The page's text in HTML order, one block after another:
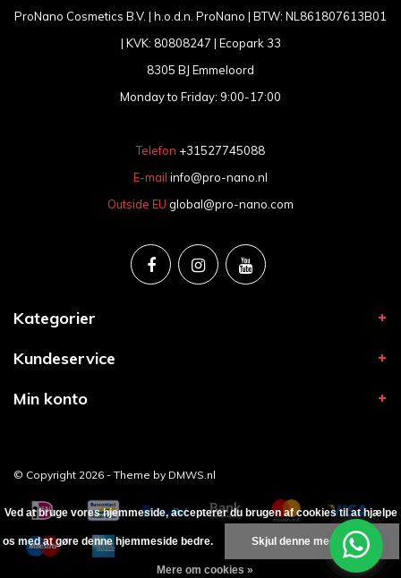
ProNano Cosmetics B.V. | h.o.d.n. ProNano | BTW: NL861807613B01
| KVK: 80808247 | Ecopark 33
8305 BJ Emmeloord
Monday to Friday: 9:00-17:00
Telefon +31527745088
E-mail info@pro-nano.nl
Outside EU global@pro-nano.com
Kategorier
Kundeservice
Min konto
© Copyright 2026 - Theme by DMWS.nl
Ved at bruge vores hjemmeside, accepterer du brugen af ​​cookies til at hjælpe
os med at gøre denne hjemmeside bedre. Skjul denne meddelelse
Mere om cookies »